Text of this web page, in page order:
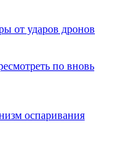
от ударов дронов
по вновь
оспаривания